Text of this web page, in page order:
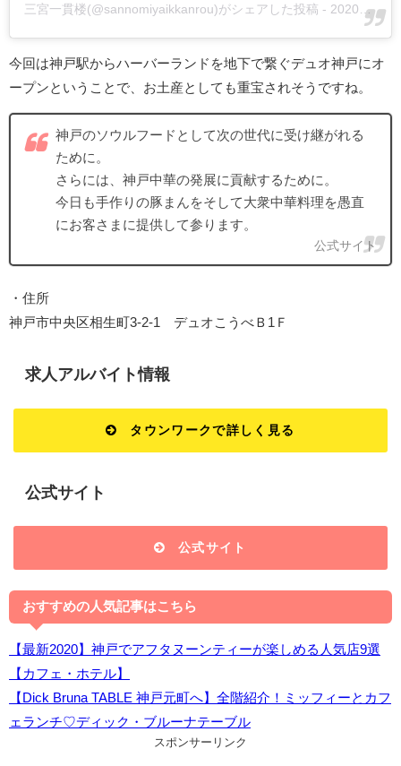
三宮一貫楼(@sannomiyaikkanrou)がシェアした投稿 - 2020年10月月1日午前3時06分PDT
今回は神戸駅からハーバーランドを地下で繋ぐデュオ神戸にオ
ープンということで、お土産としても重宝されそうですね。
神戸のソウルフードとして次の世代に受け継がれる
ために。
さらには、神戸中華の発展に貢献するために。
今日も手作りの豚まんをそして大衆中華料理を愚直
にお客さまに提供して参ります。
公式サイト
・住所
神戸市中央区相生町3-2-1 デュオこうべＢ1Ｆ
求人アルバイト情報
タウンワークで詳しく見る
公式サイト
公式サイト
おすすめの人気記事はこちら
【最新2020】神戸でアフタヌーンティーが楽しめる人気店9選
【カフェ・ホテル】
【Dick Bruna TABLE 神戸元町へ】全階紹介！ミッフィーとカフ
ェランチ♡ディック・ブルーナテーブル
スポンサーリンク